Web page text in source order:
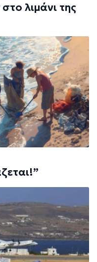
λιμάνι της